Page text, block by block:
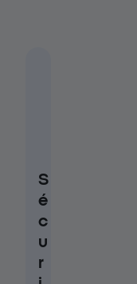
S
é
c
u
r